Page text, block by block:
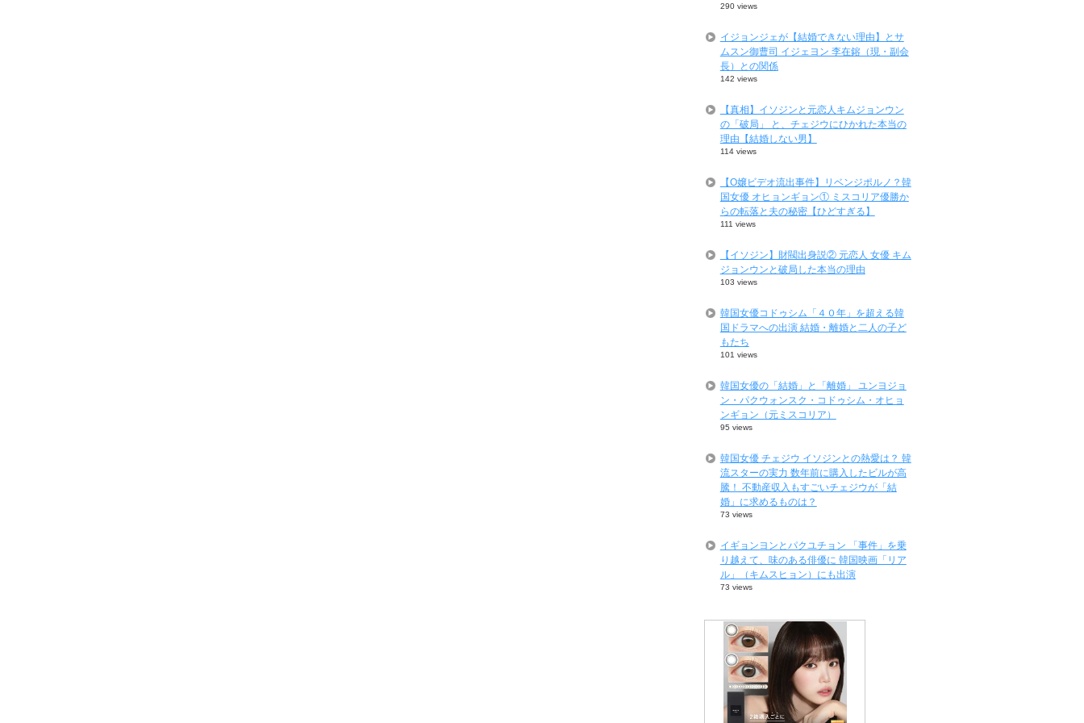
290 views
イジョンジェが【結婚できない理由】とサ
ムスン御曹司 イジェヨン 李在鎔（現・副会
長）との関係
142 views
【真相】イソジンと元恋人キムジョンウン
の「破局」 と、チェジウにひかれた本当の
理由【結婚しない男】
114 views
【O嬢ビデオ流出事件】リベンジポルノ？韓
国女優 オヒョンギョン① ミスコリア優勝か
らの転落と夫の秘密【ひどすぎる】
111 views
【イソジン】財閥出身説② 元恋人 女優 キム
ジョンウンと破局した本当の理由
103 views
韓国女優コドゥシム「４０年」を超える韓
国ドラマへの出演 結婚・離婚と二人の子ど
もたち
101 views
韓国女優の「結婚」と「離婚」 ユンヨジョ
ン・パクウォンスク・コドゥシム・オヒョ
ンギョン（元ミスコリア）
95 views
韓国女優 チェジウ イソジンとの熱愛は？ 韓
流スターの実力 数年前に購入したビルが高
騰！ 不動産収入もすごいチェジウが「結
婚」に求めるものは？
73 views
イギョンヨンとパクユチョン 「事件」を乗
り越えて、味のある俳優に 韓国映画「リア
ル」（キムスヒョン）にも出演
73 views